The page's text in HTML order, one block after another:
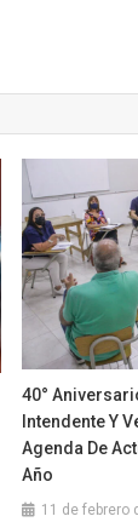
40°
Intendente Y
Agenda De
Año
11 de febrero